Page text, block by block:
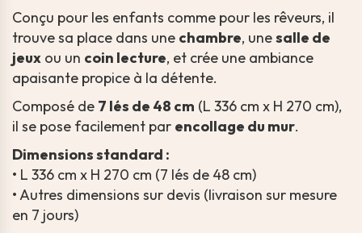
Conçu pour les enfants comme pour les rêveurs, il
trouve sa place dans une chambre, unesalle de
jeux ou un coin lecture, et crée une ambiance
apaisante propice à la détente.
Composé de 7 lés de 48 cm (L 336 cm x H 270 cm),
il se pose facilement par encollage du mur.
Dimensions standard :
• L 336 cm x H 270 cm (7 lés de 48 cm)
• Autres dimensions sur devis (livraison sur mesure
en 7 jours)